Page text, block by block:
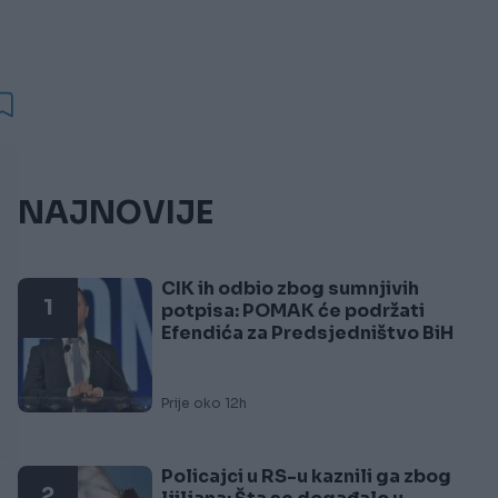
NAJNOVIJE
1
CIK ih odbio zbog sumnjivih
potpisa: POMAK će podržati
Efendića za Predsjedništvo BiH
Prije oko 12h
Policajci u RS-u kaznili ga zbog